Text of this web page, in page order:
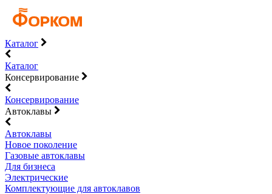
Каталог
Каталог
Консервирование
Консервирование
Автоклавы
Автоклавы
Новое поколение
Газовые автоклавы
Для бизнеса
Электрические
Комплектующие для автоклавов